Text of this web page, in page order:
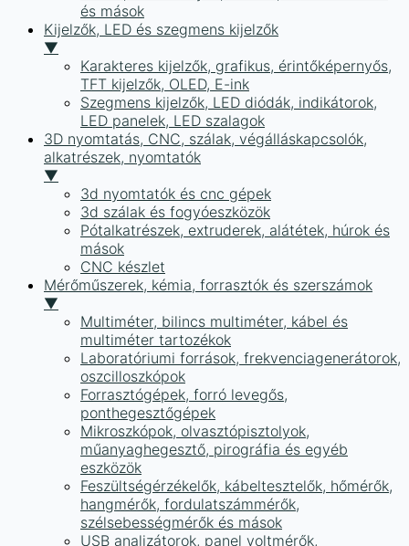
és mások
Kijelzők, LED és szegmens kijelzők
▼
Karakteres kijelzők, grafikus, érintőképernyős,
TFT kijelzők, OLED, E-ink
Szegmens kijelzők, LED diódák, indikátorok,
LED panelek, LED szalagok
3D nyomtatás, CNC, szálak, végálláskapcsolók,
alkatrészek, nyomtatók
▼
3d nyomtatók és cnc gépek
3d szálak és fogyóeszközök
Pótalkatrészek, extruderek, alátétek, húrok és
mások
CNC készlet
Mérőműszerek, kémia, forrasztók és szerszámok
▼
Multiméter, bilincs multiméter, kábel és
multiméter tartozékok
Laboratóriumi források, frekvenciagenerátorok,
oszcilloszkópok
Forrasztógépek, forró levegős,
ponthegesztőgépek
Mikroszkópok, olvasztópisztolyok,
műanyaghegesztő, pirográfia és egyéb
eszközök
Feszültségérzékelők, kábeltesztelők, hőmérők,
hangmérők, fordulatszámmérők,
szélsebességmérők és mások
USB analizátorok, panel voltmérők,